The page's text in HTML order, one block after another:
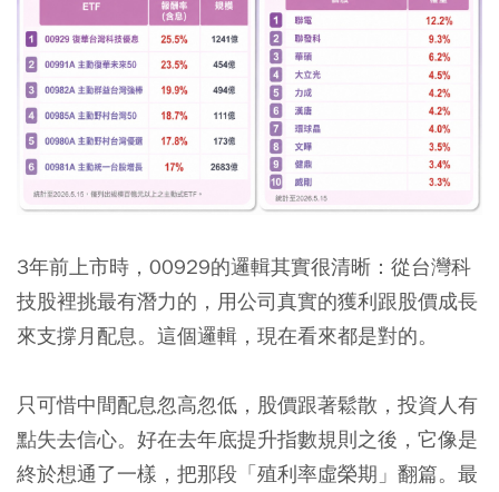
3年前上市時，00929的邏輯其實很清晰：從台灣科
技股裡挑最有潛力的，用公司真實的獲利跟股價成長
來支撐月配息。這個邏輯，現在看來都是對的。
只可惜中間配息忽高忽低，股價跟著鬆散，投資人有
點失去信心。好在去年底提升指數規則之後，它像是
終於想通了一樣，把那段「殖利率虛榮期」翻篇。最